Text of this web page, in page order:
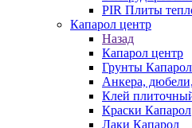
PIR Плиты
Капарол центр
Назад
Капарол центр
Грунты Капарол
Анкера,
Клей
Краски Капарол
Лаки Капарол